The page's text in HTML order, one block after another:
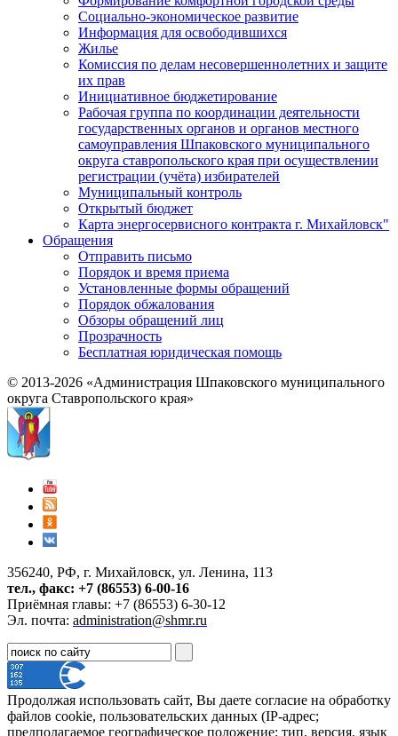
Социально-экономическое развитие
Информация для освободившихся
Жилье
Комиссия по делам несовершеннолетних и защите
их прав
Инициативное бюджетирование
Рабочая группа по координации деятельности
государственных органов и органов местного
самоуправления Шпаковского муниципального
округа ставропольского края при осуществлении
регистрации (учёта) избирателей
Муниципальный контроль
Открытый бюджет
Карта энергосервисного контракта г. Михайловск"
Обращения
Отправить письмо
Порядок и время приема
Установленные формы обращений
Порядок обжалования
Обзоры обращений лиц
Прозрачность
Бесплатная юридическая помощь
© 2013-2026 «Администрация Шпаковского муниципального
округа Ставропольского края»
356240, РФ, г. Михайловск, ул. Ленина, 113
тел., факс: +7 (86553) 6-00-16
Приёмная главы: +7 (86553) 6-30-12
Эл. почта: administration@shmr.ru
Продолжая использовать сайт, Вы даете согласие на обработку
файлов cookie, пользовательских данных (IP-адрес;
предполагаемое географическое положение; тип, версия, язык